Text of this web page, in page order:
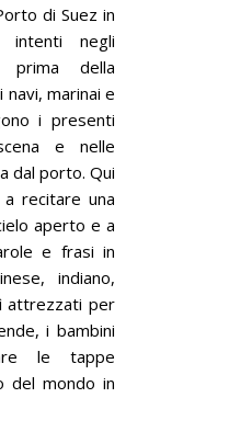
di Suez in
intenti negli
prima della
marinai e
i presenti
e nelle
dal porto. Qui
recitare una
aperto e a
e frasi in
indiano,
attrezzati per
i bambini
le tappe
del mondo in